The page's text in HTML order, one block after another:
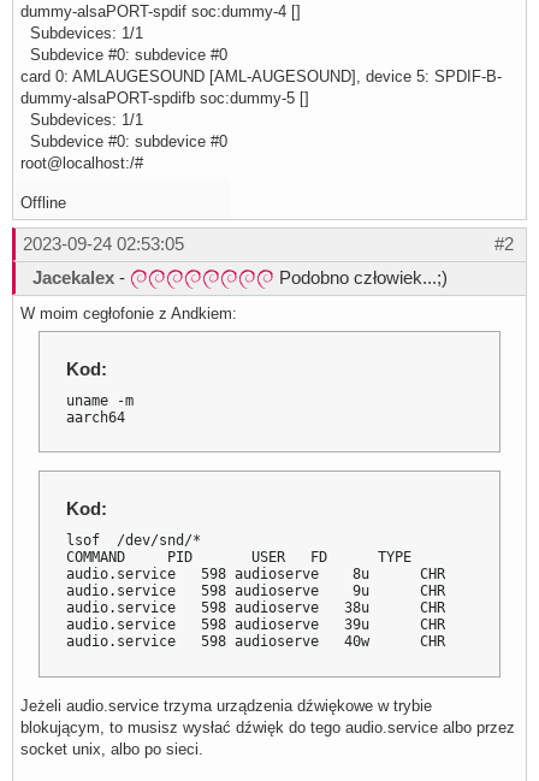
dummy-alsaPORT-spdif soc:dummy-4 []
Subdevices: 1/1
Subdevice #0: subdevice #0
card 0: AMLAUGESOUND [AML-AUGESOUND], device 5: SPDIF-B-
dummy-alsaPORT-spdifb soc:dummy-5 []
Subdevices: 1/1
Subdevice #0: subdevice #0
root@localhost:/#
Offline
#2
2023-09-24 02:53:05
Jacekalex - Podobno człowiek...;)
W moim cegłofonie z Andkiem:
Kod:
uname -m
aarch64
Kod:
lsof  /dev/snd/*
COMMAND     PID       USER   FD      TYPE
audio.service   598 audioserve    8u      CHR
audio.service   598 audioserve    9u      CHR
audio.service   598 audioserve   38u      CHR
audio.service   598 audioserve   39u      CHR
audio.service   598 audioserve   40w      CHR
Jeżeli audio.service trzyma urządzenia dźwiękowe w trybie
blokującym, to musisz wysłać dźwięk do tego audio.service albo przez
socket unix, albo po sieci.